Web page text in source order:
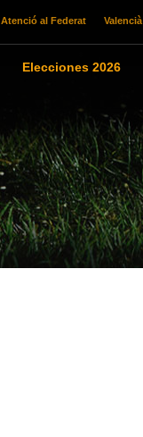
Atenció al Federat Valencià
Elecciones 2026